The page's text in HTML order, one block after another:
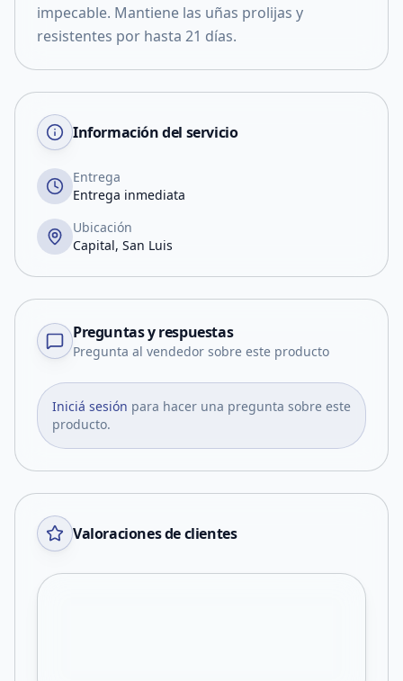
impecable. Mantiene las uñas prolijas y
resistentes por hasta 21 días.
Información del servicio
Entrega
Entrega inmediata
Ubicación
Capital, San Luis
Preguntas y respuestas
Pregunta al vendedor sobre este producto
Iniciá sesión para hacer una pregunta sobre este
producto.
Valoraciones de clientes